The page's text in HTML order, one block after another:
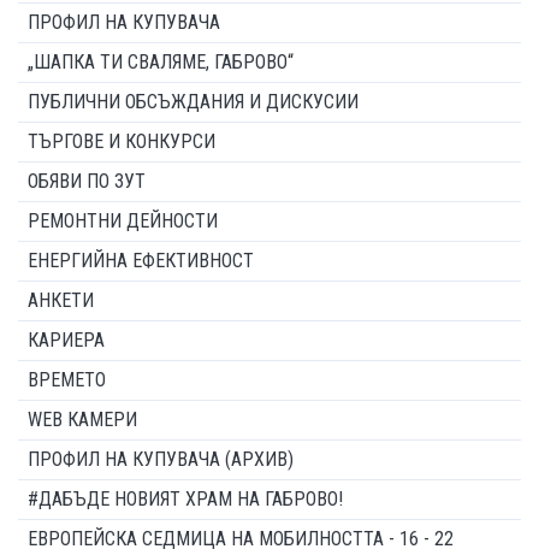
ПРОФИЛ НА КУПУВАЧА
„ШАПКА ТИ СВАЛЯМЕ, ГАБРОВО“
ПУБЛИЧНИ ОБСЪЖДАНИЯ И ДИСКУСИИ
ТЪРГОВЕ И КОНКУРСИ
ОБЯВИ ПО ЗУТ
РЕМОНТНИ ДЕЙНОСТИ
ЕНЕРГИЙНА ЕФЕКТИВНОСТ
АНКЕТИ
КАРИЕРА
ВРЕМЕТО
WEB КАМЕРИ
ПРОФИЛ НА КУПУВАЧА (АРХИВ)
#ДАБЪДЕ НОВИЯТ ХРАМ НА ГАБРОВО!
ЕВРОПЕЙСКА СЕДМИЦА НА МОБИЛНОСТТА - 16 - 22